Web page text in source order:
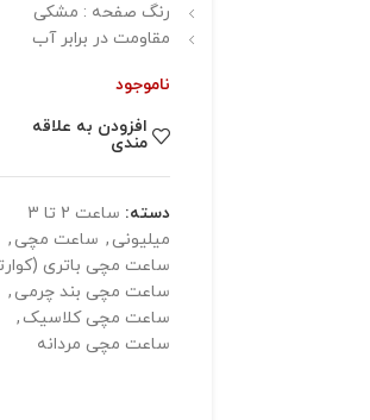
رنگ صفحه : مشکی
مقاومت در برابر آب
ناموجود
افزودن به علاقه
مندی
دسته:
ساعت 2 تا 3
میلیونی , ساعت مچی ,
ساعت مچی باتری
ساعت مچی بند چرمی ,
ساعت مچی کلاسیک ,
ساعت مچی مردانه